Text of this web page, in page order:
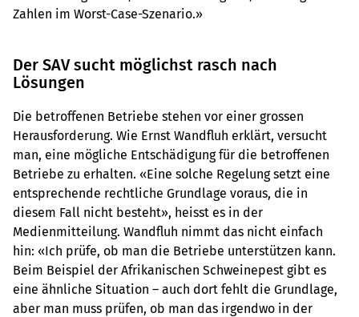
Zahlen im Worst-Case-Szenario.»
Der SAV sucht möglichst rasch nach
Lösungen
Die betroffenen Betriebe stehen vor einer grossen
Herausforderung. Wie Ernst Wandfluh erklärt, versucht
man, eine mögliche Entschädigung für die betroffenen
Betriebe zu erhalten. «Eine solche Regelung setzt eine
entsprechende rechtliche Grundlage voraus, die in
diesem Fall nicht besteht», heisst es in der
Medienmitteilung. Wandfluh nimmt das nicht einfach
hin: «Ich prüfe, ob man die Betriebe unterstützen kann.
Beim Beispiel der Afrikanischen Schweinepest gibt es
eine ähnliche Situation – auch dort fehlt die Grundlage,
aber man muss prüfen, ob man das irgendwo in der